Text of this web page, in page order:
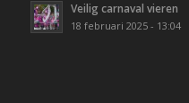
Veilig carnaval vieren
18 februari 2025 - 13:04